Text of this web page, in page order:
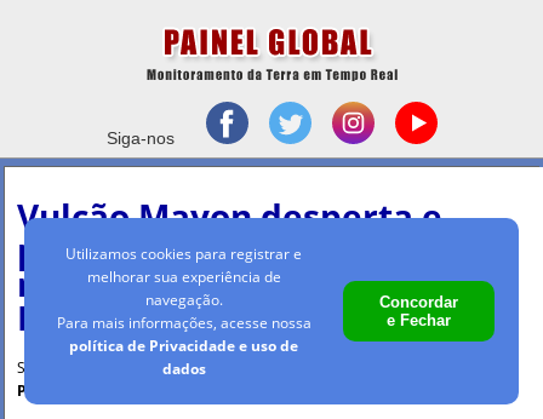
Siga-nos
Vulcão Mayon desperta e
provoca evacuação de
milhares de pessoas nas
Filipinas
Segunda-feira, 12 jun 2023 - 09h45
Por Maria Clara Machado
Utilizamos cookies para registrar e
melhorar sua experiência de
navegação.
Para mais informações, acesse nossa
política de Privacidade e uso de
dados
Concordar
e Fechar